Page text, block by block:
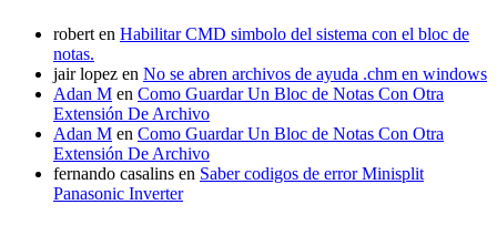
robert en Habilitar CMD simbolo del sistema con el bloc de
notas.
jair lopez en No se abren archivos de ayuda .chm en windows
Adan M en Como Guardar Un Bloc de Notas Con Otra
Extensión De Archivo
Adan M en Como Guardar Un Bloc de Notas Con Otra
Extensión De Archivo
fernando casalins en Saber codigos de error Minisplit
Panasonic Inverter